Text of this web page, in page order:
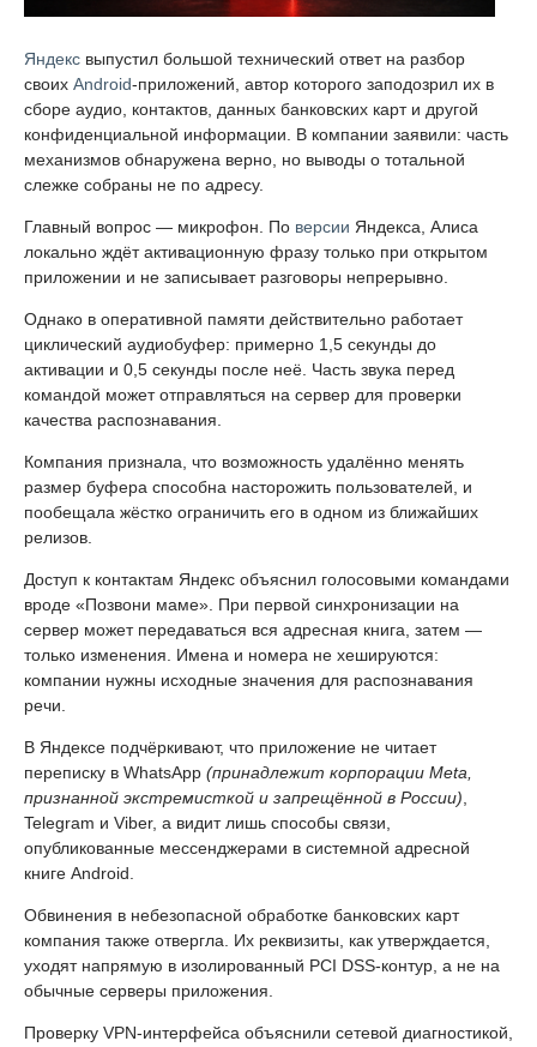
Яндекс выпустил большой технический ответ на разбор
своих Android-приложений, автор которого заподозрил их в
сборе аудио, контактов, данных банковских карт и другой
конфиденциальной информации. В компании заявили: часть
механизмов обнаружена верно, но выводы о тотальной
слежке собраны не по адресу.
Главный вопрос — микрофон. По версии Яндекса, Алиса
локально ждёт активационную фразу только при открытом
приложении и не записывает разговоры непрерывно.
Однако в оперативной памяти действительно работает
циклический аудиобуфер: примерно 1,5 секунды до
активации и 0,5 секунды после неё. Часть звука перед
командой может отправляться на сервер для проверки
качества распознавания.
Компания признала, что возможность удалённо менять
размер буфера способна насторожить пользователей, и
пообещала жёстко ограничить его в одном из ближайших
релизов.
Доступ к контактам Яндекс объяснил голосовыми командами
вроде «Позвони маме». При первой синхронизации на
сервер может передаваться вся адресная книга, затем —
только изменения. Имена и номера не хешируются:
компании нужны исходные значения для распознавания
речи.
В Яндексе подчёркивают, что приложение не читает
переписку в WhatsApp (принадлежит корпорации Meta,
признанной экстремисткой и запрещённой в России)
Telegram и Viber, а видит лишь способы связи,
опубликованные мессенджерами в системной адресной
книге Android.
Обвинения в небезопасной обработке банковских карт
компания также отвергла. Их реквизиты, как утверждается,
уходят напрямую в изолированный PCI DSS-контур, а не на
обычные серверы приложения.
Проверку VPN-интерфейса объяснили сетевой диагностикой,